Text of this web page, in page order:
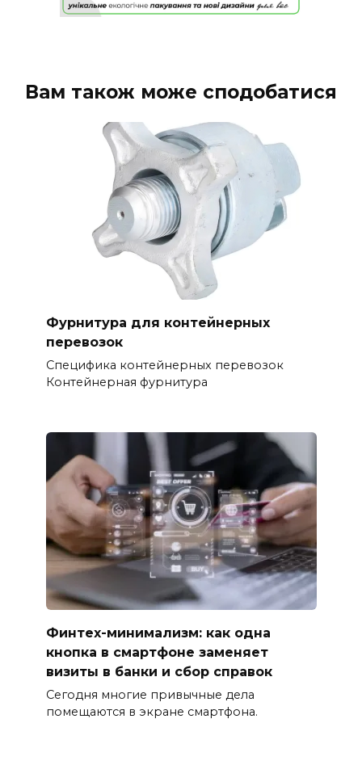
Вам також може сподобатися
Фурнитура для контейнерных
перевозок
Специфика контейнерных перевозок
Контейнерная фурнитура
Финтех-минимализм: как одна
кнопка в смартфоне заменяет
визиты в банки и сбор справок
Сегодня многие привычные дела
помещаются в экране смартфона.